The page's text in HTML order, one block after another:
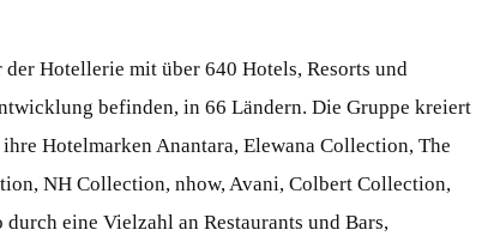
Hotellerie mit über 640 Hotels, Resorts und
befinden, in 66 Ländern. Die Gruppe kreiert
Hotelmarken Anantara, Elewana Collection, The
NH Collection, nhow, Avani, Colbert Collection,
eine Vielzahl an Restaurants und Bars,